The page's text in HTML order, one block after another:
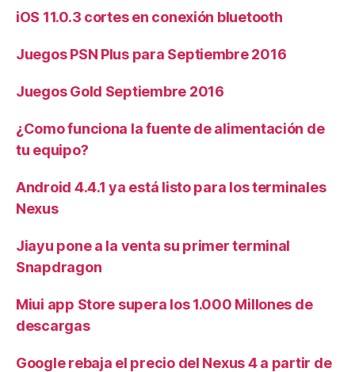
iOS 11.0.3 cortes en conexión bluetooth
Juegos PSN Plus para Septiembre 2016
Juegos Gold Septiembre 2016
¿Como funciona la fuente de alimentación de
tu equipo?
Android 4.4.1 ya está listo para los terminales
Nexus
Jiayu pone a la venta su primer terminal
Snapdragon
Miui app Store supera los 1.000 Millones de
descargas
Google rebaja el precio del Nexus 4 a partir de